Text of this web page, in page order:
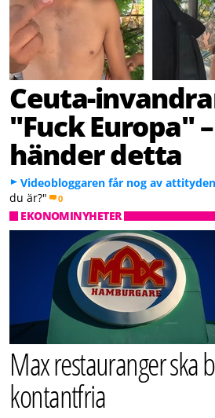
Ceuta-
"Fuck Europa"
händer detta
Videobloggaren får nog av
du är?"
0
EKONOMINYHETER
Max restauranger ska
kontantfria